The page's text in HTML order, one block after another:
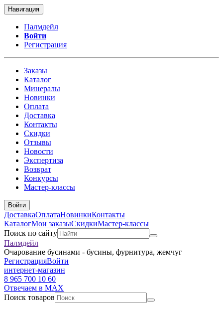
Навигация
Палмдейл
Войти
Регистрация
Заказы
Каталог
Минералы
Новинки
Оплата
Доставка
Контакты
Скидки
Отзывы
Новости
Экспертиза
Возврат
Конкурсы
Мастер-классы
Войти
ДоставкаОплатаНовинкиКонтакты
КаталогМои заказыСкидкиМастер-классы
Поиск по сайту
Палмдейл
Очарование бусинами - бусины, фурнитура, жемчуг
РегистрацияВойти
интернет-магазин
8 965 700 10 60
Отвечаем в MAX
Поиск товаров